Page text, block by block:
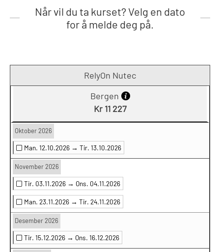
Når vil du ta kurset? Velg en dato
for å melde deg på.
RelyOn Nutec
Bergen
Kr 11 227
Oktober 2026
Man. 12.10.2026 → Tir. 13.10.2026
November 2026
Tir. 03.11.2026 → Ons. 04.11.2026
Man. 23.11.2026 → Tir. 24.11.2026
Desember 2026
Tir. 15.12.2026 → Ons. 16.12.2026